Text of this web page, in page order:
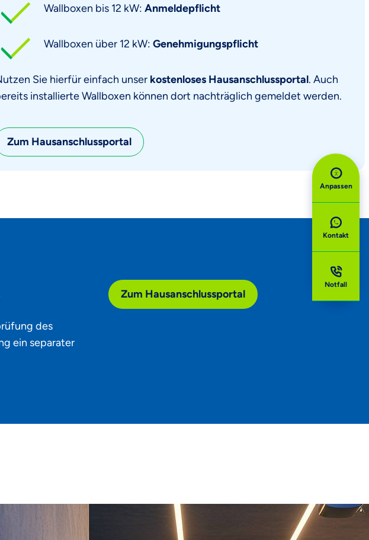
Anpassen
Kontakt
Notfall
Wallboxen bis 12 kW: Anmeldepflicht
Wallboxen über 12 kW: Genehmigungspflicht
Sie hierfür einfach unser kostenloses Hausanschlussportal. Auch
installierte Wallboxen können dort nachträglich gemeldet werden.
Zum Hausanschlussportal
des
ein separater
Zum Hausanschlussportal